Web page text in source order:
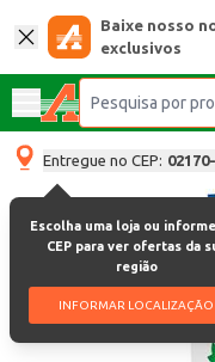
Baixe nosso
exclusivos
Entregue no CEP:
Escolha uma loja ou
CEP para ver ofertas da
região
INFORMAR LOCALIZAÇÃO